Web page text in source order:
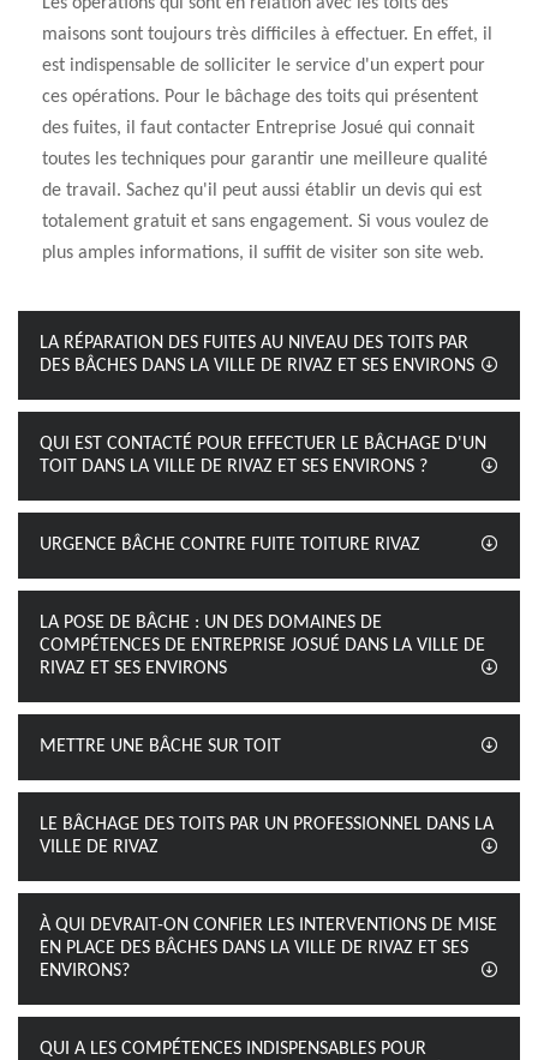
maisons sont toujours très difficiles à effectuer. En effet, il
est indispensable de solliciter le service d'un expert pour
ces opérations. Pour le bâchage des toits qui présentent
des fuites, il faut contacter Entreprise Josué qui connait
toutes les techniques pour garantir une meilleure qualité
de travail. Sachez qu'il peut aussi établir un devis qui est
totalement gratuit et sans engagement. Si vous voulez de
plus amples informations, il suffit de visiter son site web.
LA RÉPARATION DES FUITES AU NIVEAU DES TOITS PAR
DES BÂCHES DANS LA VILLE DE RIVAZ ET SES ENVIRONS
QUI EST CONTACTÉ POUR EFFECTUER LE BÂCHAGE D'UN
TOIT DANS LA VILLE DE RIVAZ ET SES ENVIRONS ?
URGENCE BÂCHE CONTRE FUITE TOITURE RIVAZ
LA POSE DE BÂCHE : UN DES DOMAINES DE
COMPÉTENCES DE ENTREPRISE JOSUÉ DANS LA VILLE DE
RIVAZ ET SES ENVIRONS
METTRE UNE BÂCHE SUR TOIT
LE BÂCHAGE DES TOITS PAR UN PROFESSIONNEL DANS LA
VILLE DE RIVAZ
À QUI DEVRAIT-ON CONFIER LES INTERVENTIONS DE MISE
EN PLACE DES BÂCHES DANS LA VILLE DE RIVAZ ET SES
ENVIRONS?
QUI A LES COMPÉTENCES INDISPENSABLES POUR